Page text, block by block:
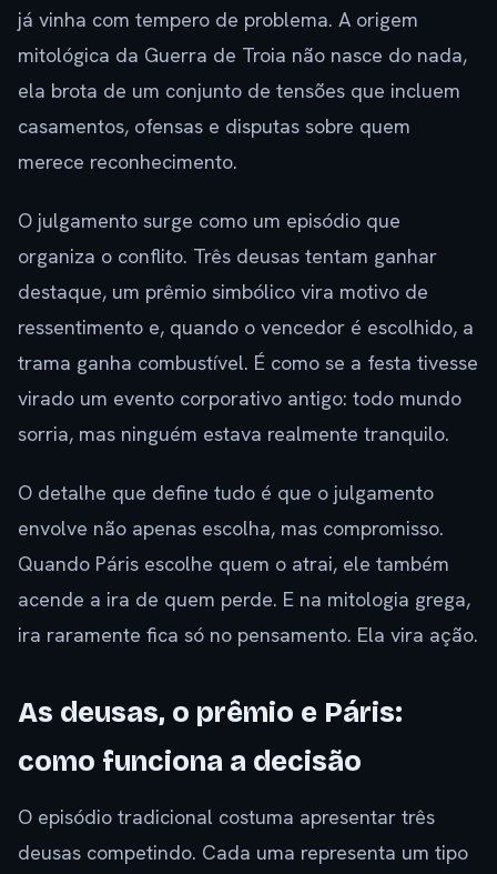
já vinha com tempero de problema. A origem
mitológica da Guerra de Troia não nasce do nada,
ela brota de um conjunto de tensões que incluem
casamentos, ofensas e disputas sobre quem
merece reconhecimento.
O julgamento surge como um episódio que
organiza o conflito. Três deusas tentam ganhar
destaque, um prêmio simbólico vira motivo de
ressentimento e, quando o vencedor é escolhido, a
trama ganha combustível. É como se a festa tivesse
virado um evento corporativo antigo: todo mundo
sorria, mas ninguém estava realmente tranquilo.
O detalhe que define tudo é que o julgamento
envolve não apenas escolha, mas compromisso.
Quando Páris escolhe quem o atrai, ele também
acende a ira de quem perde. E na mitologia grega,
ira raramente fica só no pensamento. Ela vira ação.
As deusas, o prêmio e Páris:
como funciona a decisão
O episódio tradicional costuma apresentar três
deusas competindo. Cada uma representa um tipo